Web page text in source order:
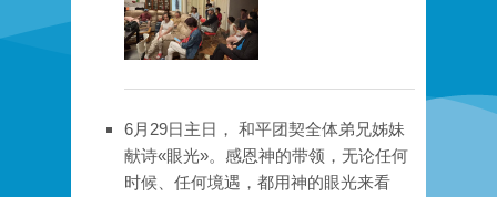
6月29日主日， 和平团契全体弟兄姊妹
献诗«眼光»。感恩神的带领，无论任何
时候、任何境遇，都用神的眼光来看